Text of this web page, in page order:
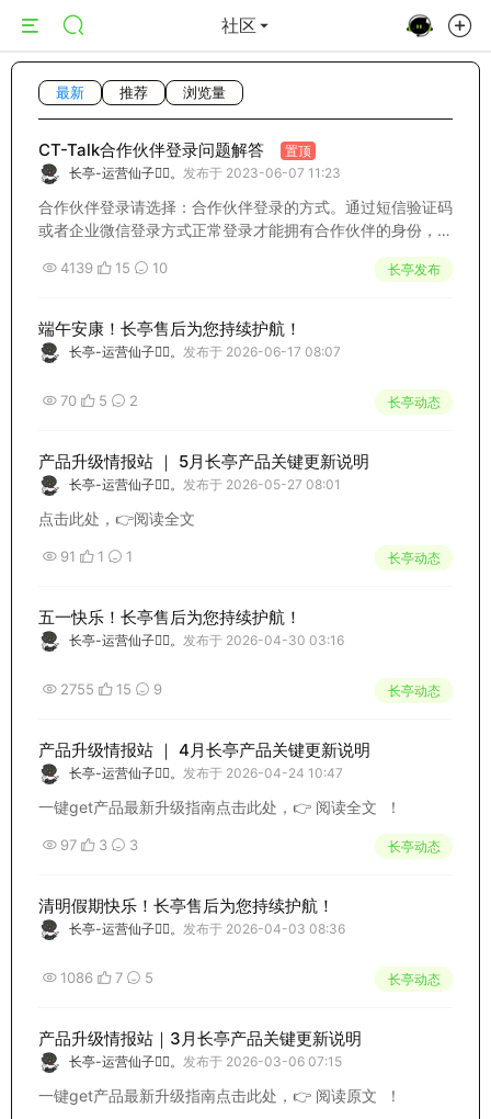
社区
最新 推荐 浏览量
CT-Talk合作伙伴登录问题解答
置顶
长亭-运营仙子🧚‍♀️。 发布于 2023-06-07 11:23
合作伙伴登录请选择：合作伙伴登录的方式。通过短信验证码
或者企业微信登录方式正常登录才能拥有合作伙伴的身份，查
看合作伙伴资料。一、合作伙伴使用手机号成功登录，需要注
意以下几点：(1) 第一步：需要确认你的公司是否完成了认证
4139 15 10 长亭发布
端午安康！长亭售后为您持续护航！
长亭-运营仙子🧚‍♀️。 发布于 2026-06-17 08:07
70 5 2 长亭动态
产品升级情报站 ｜ 5月长亭产品关键更新说明
长亭-运营仙子🧚‍♀️。 发布于 2026-05-27 08:01
点击此处，👉阅读全文
91 1 1 长亭动态
五一快乐！长亭售后为您持续护航！
长亭-运营仙子🧚‍♀️。 发布于 2026-04-30 03:16
2755 15 9 长亭动态
产品升级情报站 ｜ 4月长亭产品关键更新说明
长亭-运营仙子🧚‍♀️。 发布于 2026-04-24 10:47
一键get产品最新升级指南点击此处，👉 阅读全文 ！
97 3 3 长亭动态
清明假期快乐！长亭售后为您持续护航！
长亭-运营仙子🧚‍♀️。 发布于 2026-04-03 08:36
1086 7 5 长亭动态
产品升级情报站｜3月长亭产品关键更新说明
长亭-运营仙子🧚‍♀️。 发布于 2026-03-06 07:15
一键get产品最新升级指南点击此处，👉 阅读原文 ！